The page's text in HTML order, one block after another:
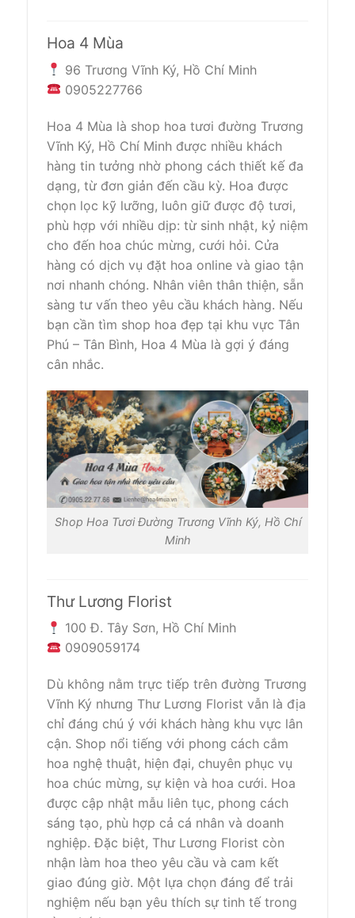
Hoa 4 Mùa
96 Trương Vĩnh Ký, Hồ Chí Minh
0905227766
Hoa 4 Mùa là shop hoa tươi đường Trương
Vĩnh Ký, Hồ Chí Minh được nhiều khách
hàng tin tưởng nhờ phong cách thiết kế đa
dạng, từ đơn giản đến cầu kỳ. Hoa được
chọn lọc kỹ lưỡng, luôn giữ được độ tươi,
phù hợp với nhiều dịp: từ sinh nhật, kỷ niệm
cho đến hoa chúc mừng, cưới hỏi. Cửa
hàng có dịch vụ đặt hoa online và giao tận
nơi nhanh chóng. Nhân viên thân thiện, sẵn
sàng tư vấn theo yêu cầu khách hàng. Nếu
bạn cần tìm shop hoa đẹp tại khu vực Tân
Phú – Tân Bình, Hoa 4 Mùa là gợi ý đáng
cân nhắc.
Shop Hoa Tươi Đường Trương Vĩnh Ký, Hồ Chí
Minh
Thư Lương Florist
100 Đ. Tây Sơn, Hồ Chí Minh
0909059174
Dù không nằm trực tiếp trên đường Trương
Vĩnh Ký nhưng Thư Lương Florist vẫn là địa
chỉ đáng chú ý với khách hàng khu vực lân
cận. Shop nổi tiếng với phong cách cắm
hoa nghệ thuật, hiện đại, chuyên phục vụ
hoa chúc mừng, sự kiện và hoa cưới. Hoa
được cập nhật mẫu liên tục, phong cách
sáng tạo, phù hợp cả cá nhân và doanh
nghiệp. Đặc biệt, Thư Lương Florist còn
nhận làm hoa theo yêu cầu và cam kết
giao đúng giờ. Một lựa chọn đáng để trải
nghiệm nếu bạn yêu thích sự tinh tế trong